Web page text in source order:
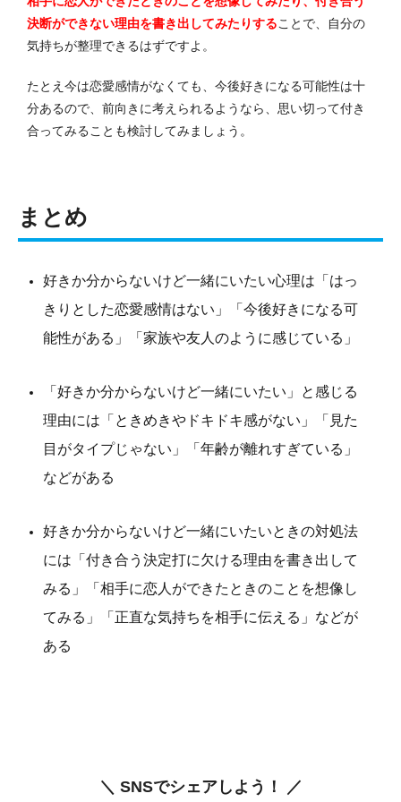
決断ができない理由を書き出してみたりすることで、自分の
気持ちが整理できるはずですよ。
たとえ今は恋愛感情がなくても、今後好きになる可能性は十
分あるので、前向きに考えられるようなら、思い切って付き
合ってみることも検討してみましょう。
まとめ
好きか分からないけど一緒にいたい心理は「はっ
きりとした恋愛感情はない」「今後好きになる可
能性がある」「家族や友人のように感じている」
「好きか分からないけど一緒にいたい」と感じる
理由には「ときめきやドキドキ感がない」「見た
目がタイプじゃない」「年齢が離れすぎている」
などがある
好きか分からないけど一緒にいたいときの対処法
には「付き合う決定打に欠ける理由を書き出して
みる」「相手に恋人ができたときのことを想像し
てみる」「正直な気持ちを相手に伝える」などが
ある
＼ SNSでシェアしよう！ ／